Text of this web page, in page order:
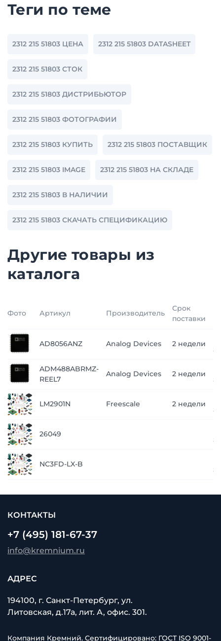
Теги по теме
2312 215 51803 ЦЕНА 2312 215 51803 DATASHEET
2312 215 51803 СТОК
2312 215 51803 ДИСТРИБЬЮТОР
2312 215 51803 ФОТОГРАФИИ
2312 215 51803 КУПИТЬ 2312 215 51803 ПОСТАВЩИК
2312 215 51803 IMAGE 2312 215 51803 НА СКЛАДЕ
2312 215 51803 В НАЛИЧИИ
2312 215 51803 СКАЧАТЬ СПЕЦИФИКАЦИЮ
Другие товары из
каталога
Фото Артикул Производитель
Срок
поставки
AD8056ANZ Analog Devices 2 недели
ADM488ABRMZ-
REEL7
Analog Devices 2 недели
LM2901N Freescale 2 недели
26049
NC3FD-LX-B
КОНТАКТЫ
+7 (495) 181-67-37
info@kremnium.ru
АДРЕС
194100, г. Санкт-Петербург, ул.
Литовская, д.17а, лит. А, офис. 301.
Компания Кремний. Сертифицировано: ГОСТ ISO 9001-